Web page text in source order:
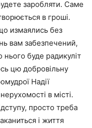
заробляти. Саме
в гроші.
измаялись без
вам забезпечений,
буде радикуліт
цю добровільну
Надії
в місті.
просто треба
і життя